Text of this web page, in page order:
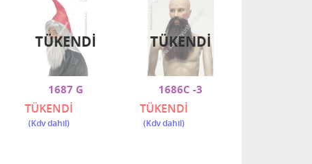
1687 G
TÜKENDİ
TÜKENDI
1686C -3
TÜKENDİ
TÜKENDI